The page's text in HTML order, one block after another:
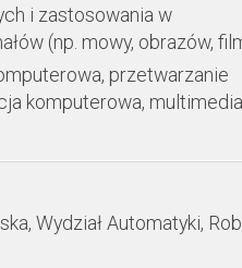
i zastosowania w
(np. mowy, obrazów,
przetwarzanie
komputerowa,
Wydział Automatyki,